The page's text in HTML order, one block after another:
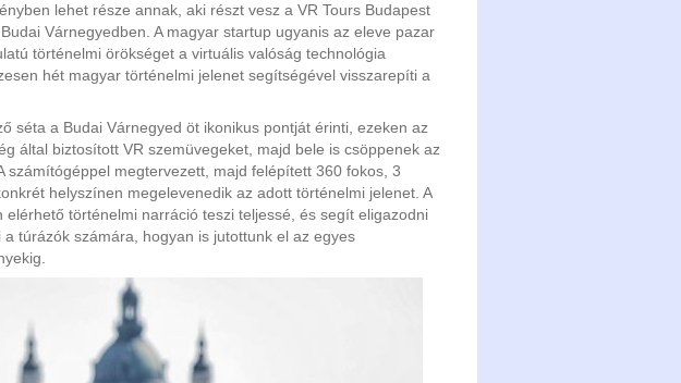
lehet része annak, aki részt vesz a VR Tours Budapest
Várnegyedben. A magyar startup ugyanis az eleve pazar
történelmi örökséget a virtuális valóság technológia
hét magyar történelmi jelenet segítségével visszarepíti a
séta a Budai Várnegyed öt ikonikus pontját érinti, ezeken az
által biztosított VR szemüvegeket, majd bele is csöppenek az
számítógéppel megtervezett, majd felépített 360 fokos, 3
helyszínen megelevenedik az adott történelmi jelenet. A
történelmi narráció teszi teljessé, és segít eligazodni
túrázók számára, hogyan is jutottunk el az egyes